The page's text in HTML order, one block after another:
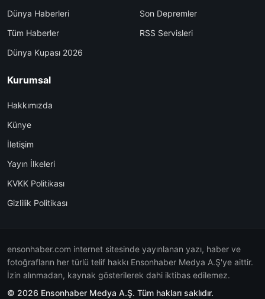
Dünya Haberleri
Tüm Haberler
Dünya Kupası 2026
Son Depremler
RSS Servisleri
Kurumsal
Hakkımızda
Künye
İletişim
Yayın İlkeleri
KVKK Politikası
Gizlilik Politikası
ensonhaber.com internet sitesinde yayınlanan yazı, haber ve
fotoğrafların her türlü telif hakkı Ensonhaber Medya A.Ş'ye aittir.
İzin alınmadan, kaynak gösterilerek dahi iktibas edilemez.
© 2026 Ensonhaber Medya A.Ş. Tüm hakları saklıdır.